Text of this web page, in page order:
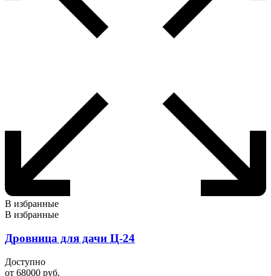
В избранные
В избранные
Дровница для дачи Ц-24
Доступно
от 68000 руб.